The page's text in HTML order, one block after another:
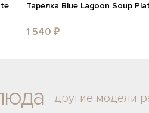
Тарелка Blue Lagoon Soup
1 540 ₽
другие модели